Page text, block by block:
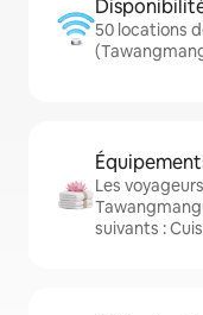
50 locations
Les
suivants :